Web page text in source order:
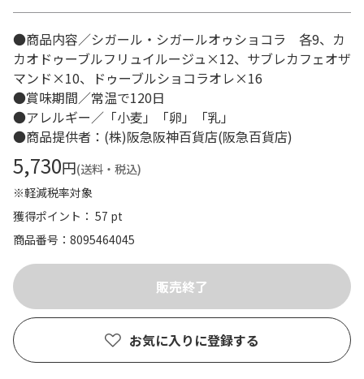
●商品内容／シガール・シガールオゥショコラ 各9、カ
カオドゥーブルフリュイルージュ×12、サブレカフェオザ
マンド×10、ドゥーブルショコラオレ×16
●賞味期間／常温で120日
●アレルギー／「小麦」「卵」「乳」
●商品提供者：(株)阪急阪神百貨店(阪急百貨店)
5,730円(送料・税込)
※軽減税率対象
獲得ポイント： 57 pt
商品番号
8095464045
お気に入りに登録する